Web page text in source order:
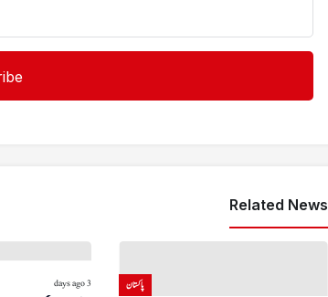
Related News
3 days ago پاکستان